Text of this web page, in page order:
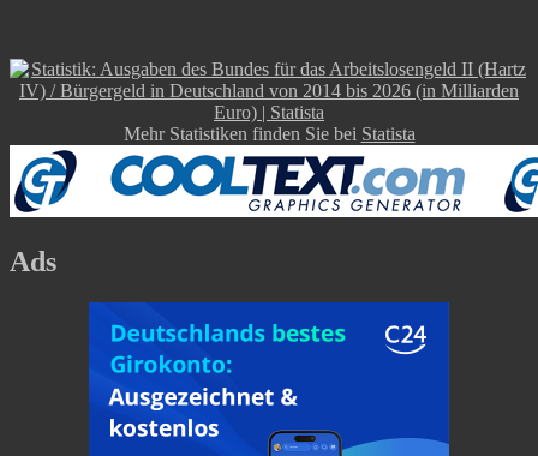
Mehr Statistiken finden Sie bei Statista
Ads